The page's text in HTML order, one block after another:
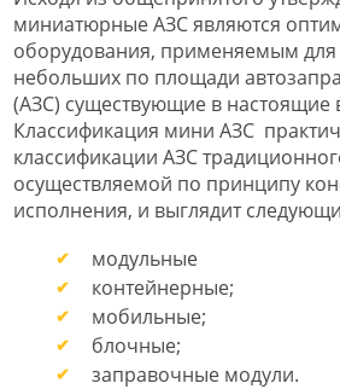
миниатюрные АЗС являются
оборудования, применяемым
небольших по площади
(АЗС) существующие в настоящие
Классификация мини АЗС
классификации АЗС
осуществляемой по принципу
исполнения, и выглядит
модульные
контейнерные;
мобильные;
блочные;
заправочные модули.